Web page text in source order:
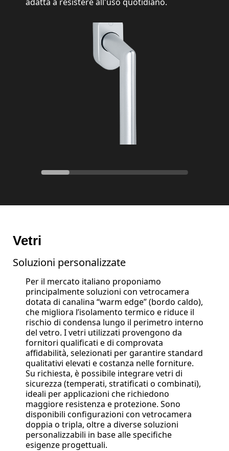
Vetri
Soluzioni personalizzate
Per il mercato italiano proponiamo
principalmente soluzioni con vetrocamera
dotata di canalina “warm edge” (bordo caldo),
che migliora l’isolamento termico e riduce il
rischio di condensa lungo il perimetro interno
del vetro. I vetri utilizzati provengono da
fornitori qualificati e di comprovata
affidabilità, selezionati per garantire standard
qualitativi elevati e costanza nelle forniture.
Su richiesta, è possibile integrare vetri di
sicurezza (temperati, stratificati o combinati),
ideali per applicazioni che richiedono
maggiore resistenza e protezione. Sono
disponibili configurazioni con vetrocamera
doppia o tripla, oltre a diverse soluzioni
personalizzabili in base alle specifiche
esigenze progettuali.